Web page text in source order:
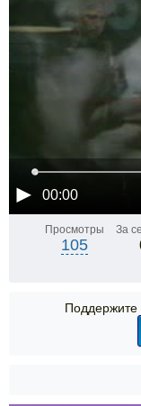
00:00
Просмотры
105
За
Поддержите